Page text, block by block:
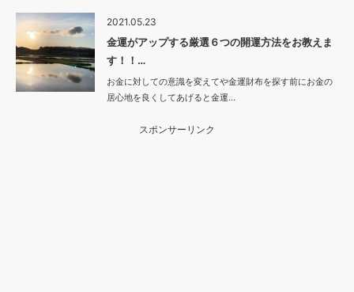
2021.05.23
金運がアップする厳選６つの開運方法をお教えま
す！！…
お金に対しての意識を変えてや金運財布を探す前にお金の
居心地を良くしてあげると金運…
スポンサーリンク